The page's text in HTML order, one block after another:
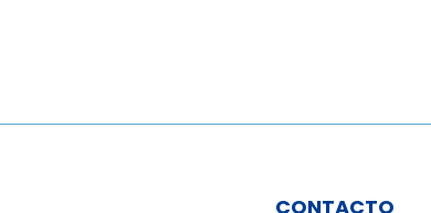
CONTACTO